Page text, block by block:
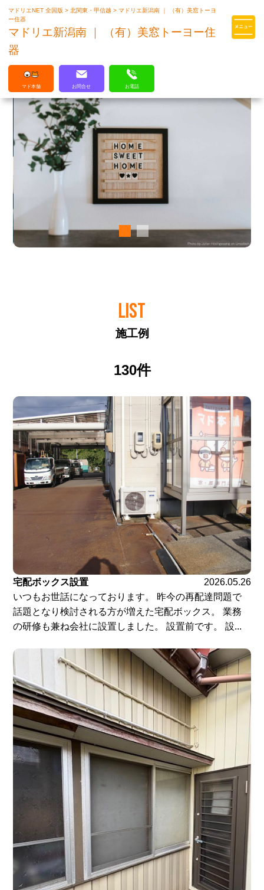
マドリエはLIXILの厳しい基準を
マドリエNET 全国版>北関東・甲信越>マドリエ新潟南 ｜ （有）美窓トーヨ
ー住器
マドリエ新潟南 ｜ （有）美窓トーヨー住
器
マド本舗 お問合せ お電話
LIST
施工例
130件
宅配ボックス設置
2026.05.26
いつもお世話になっております。 昨今の再配達問題で
話題となり検討される方が増えた宅配ボックス。 業務
の研修も兼ね会社に設置しました。 設置前です。 設...